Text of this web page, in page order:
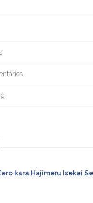
kara Hajimeru Isekai